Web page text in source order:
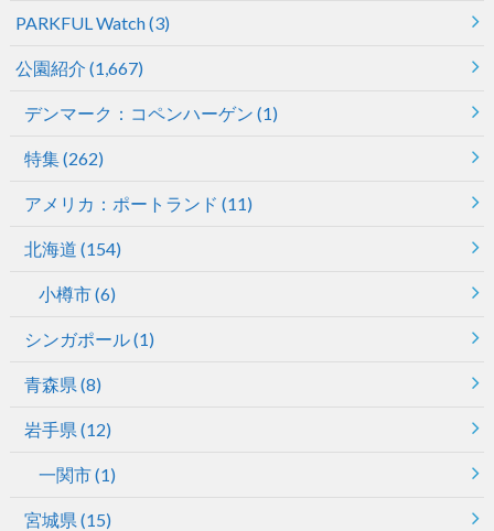
PARKFUL Watch(3)
公園紹介 (1,667)
デンマーク：コペンハーゲン (1)
特集(262)
アメリカ：ポートランド (11)
北海道 (154)
小樽市(6)
シンガポール(1)
青森県 (8)
岩手県 (12)
一関市(1)
宮城県 (15)